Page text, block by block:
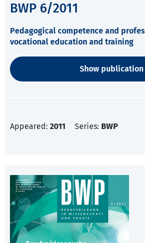
BWP 6/2011
Pedagogical competence and
vocational education and training
Show publication
Appeared: 2011 Series: BWP